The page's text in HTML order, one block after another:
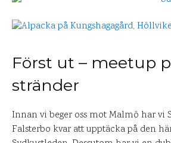
Först ut – meetup
stränder
Innan vi beger oss mot Malmö har vi
Falsterbo kvar att upptäcka på den